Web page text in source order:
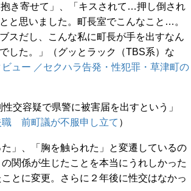
き寄せて」、「キスされて…押し倒され
と思いました。町長室でこんなこと…。
スだし、こんな私に町長が手を出すなん
した。」（グッとラック（TBS系）な
ュー ／セクハラ告発・性犯罪・草津町の
交容疑で県警に被害届を出すという」
職 前町議が不服申し立て ）
」、「胸を触られた」と変遷しているの
関係が生じたことを本当にうれしかった
とに変更。さらに２年後に性交はなかっ